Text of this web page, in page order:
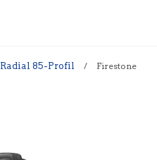
Radial 85-Profil /
Firestone